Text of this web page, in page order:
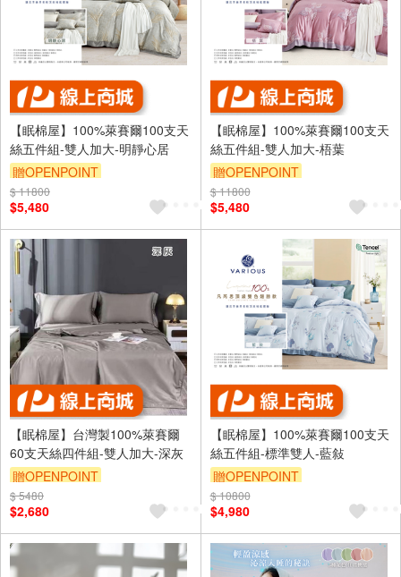
【眠棉屋】100%萊賽爾100支天
絲五件組-雙人加大-明靜心居
贈OPENPOINT
$ 11800
$5,480
【眠棉屋】100%萊賽爾100支天
絲五件組-雙人加大-梧葉
贈OPENPOINT
$ 11800
$5,480
【眠棉屋】台灣製100%萊賽爾
60支天絲四件組-雙人加大-深灰
贈OPENPOINT
$ 5480
$2,680
【眠棉屋】100%萊賽爾100支天
絲五件組-標準雙人-藍敍
贈OPENPOINT
$ 10800
$4,980